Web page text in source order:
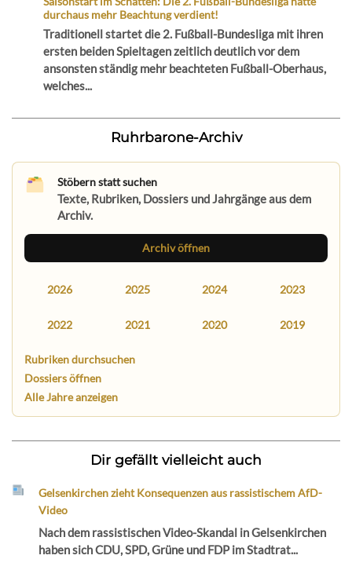
durchaus mehr Beachtung verdient!
Traditionell startet die 2. Fußball-Bundesliga mit ihren
ersten beiden Spieltagen zeitlich deutlich vor dem
ansonsten ständig mehr beachteten Fußball-Oberhaus,
welches...
Ruhrbarone-Archiv
Stöbern statt suchen
Texte, Rubriken, Dossiers und Jahrgänge aus dem
Archiv.
Archiv öffnen
2026 2025 2024 2023
2022 2021 2020 2019
Rubriken durchsuchen
Dossiers öffnen
Alle Jahre anzeigen
Dir gefällt vielleicht auch
Gelsenkirchen zieht Konsequenzen aus rassistischem AfD-
Video
Nach dem rassistischen Video-Skandal in Gelsenkirchen
haben sich CDU, SPD, Grüne und FDP im Stadtrat...